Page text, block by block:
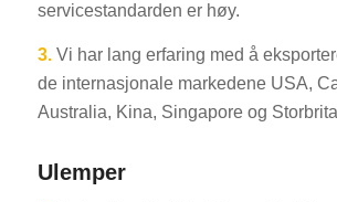
servicestandarden er høy.
3.Vi har lang erfaring med å
de internasjonale markedene USA,
Australia, Kina, Singapore og
Ulemper